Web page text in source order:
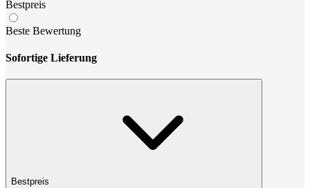
Bestpreis
Beste Bewertung
Sofortige Lieferung
Bestpreis